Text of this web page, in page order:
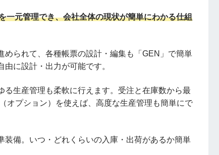
一元管理でき、会社全体の現状が簡単にわかる仕組
られて、各種帳票の設計・編集も「GEN」で簡単
に設計・出力が可能です。
生産管理も柔軟に行えます。受注と在庫数から最
オプション）を使えば、高度な生産管理も簡単にで
備。いつ・どれくらいの入庫・出荷があるか簡単